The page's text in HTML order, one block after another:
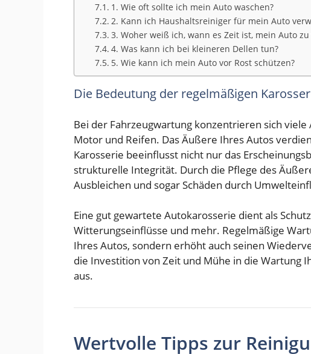
1. Wie oft sollte ich mein Auto waschen?
2. Kann ich Haushaltsreiniger für mein Auto
3. Woher weiß ich, wann es Zeit ist, mein Auto zu
4. Was kann ich bei kleineren Dellen tun?
5. Wie kann ich mein Auto vor Rost schützen?
Die Bedeutung der regelmäßigen
Bei der Fahrzeugwartung konzentrieren sich
Motor und Reifen. Das Äußere Ihres Autos
Karosserie beeinflusst nicht nur das
strukturelle Integrität. Durch die Pflege des
Ausbleichen und sogar Schäden durch
Eine gut gewartete Autokarosserie dient als
Witterungseinflüsse und mehr. Regelmäßige
Ihres Autos, sondern erhöht auch seinen
die Investition von Zeit und Mühe in die Wartung
aus.
Wertvolle Tipps zur